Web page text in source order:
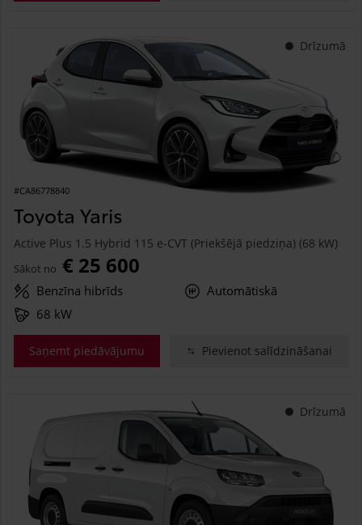
Drīzumā
#CA86778840
Toyota Yaris
Active Plus 1.5 Hybrid 115 e-CVT (Priekšējā piedziņa) (68 kW)
Sākot no € 25 600
Benzīna hibrīds
Automātiskā
68 kW
Saņemt piedāvājumu Pievienot salīdzināšanai
Drīzumā